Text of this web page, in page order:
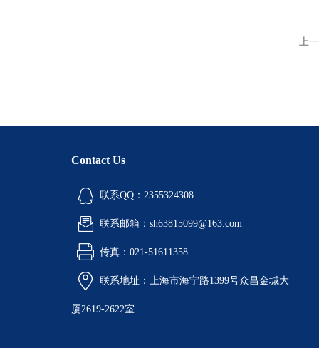
上
Contact Us
联系QQ：2355324308
联系邮箱：sh63815099@163.com
传真：021-51611358
联系地址：上海市海宁路1399号众昌金城大
厦2619-2622室